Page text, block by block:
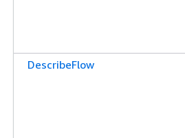
DescribeFlow